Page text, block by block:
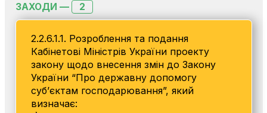
ЗАХОДИ — 2
2.2.6.1.1. Розроблення та подання
Кабінетові Міністрів України проекту
закону щодо внесення змін до Закону
України “Про державну допомогу
суб’єктам господарювання”, який
визначає: